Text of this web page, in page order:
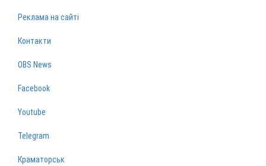
Реклама на сайті
Контакти
OBS News
Facebook
Youtube
Telegram
Краматорськ